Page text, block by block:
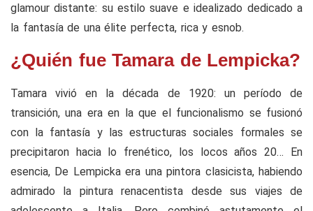
glamour distante: su estilo suave e idealizado dedicado a
la fantasía de una élite perfecta, rica y esnob.
¿Quién fue Tamara de Lempicka?
Tamara vivió en la década de 1920: un período de
transición, una era en la que el funcionalismo se fusionó
con la fantasía y las estructuras sociales formales se
precipitaron hacia lo frenético, los locos años 20… En
esencia, De Lempicka era una pintora clasicista, habiendo
admirado la pintura renacentista desde sus viajes de